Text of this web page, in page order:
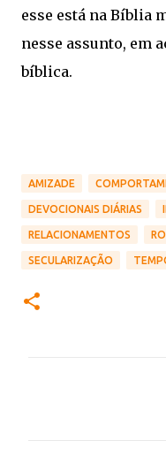
esse está na Bíblia
nesse assunto, em
bíblica.
AMIZADE
DEVOCIONAIS DIÁRIAS
RELACIONAMENTOS
SECULARIZAÇÃO